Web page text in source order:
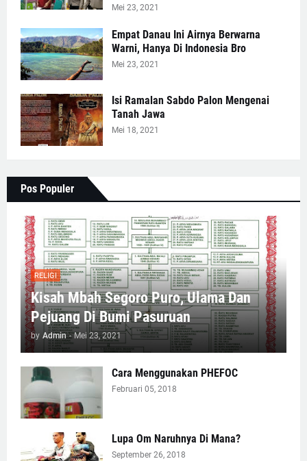
Mei 23, 2021
Empat Danau Ini Airnya Berwarna
Warni, Hanya Di Indonesia Bro
Mei 23, 2021
Isi Ramalan Sabdo Palon Mengenai
Tanah Jawa
Mei 18, 2021
Pos Populer
RELIGI
Kisah Mbah Segoro Puro, Ulama Dan
Pejuang Di Bumi Pasuruan
by Admin - Mei 23, 2021
Cara Menggunakan PHEFOC
Februari 05, 2018
Lupa Om Naruhnya Di Mana?
September 26, 2018